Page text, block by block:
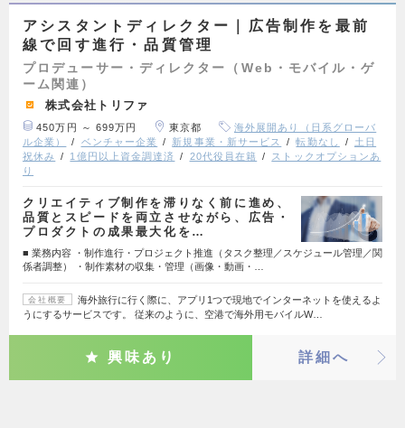
アシスタントディレクター｜広告制作を最前
線で回す進行・品質管理
プロデューサー・ディレクター（Web・モバイル・ゲ
ーム関連）
株式会社トリファ
450万円 ～ 699万円 東京都
海外展開あり（日系グローバ
ル企業）
ベンチャー企業 新規事業・新サービス 転勤なし
土日
祝休み
1億円以上資金調達済 20代役員在籍
ストックオプションあ
り
クリエイティブ制作を滞りなく前に進め、
品質とスピードを両立させながら、広告・
プロダクトの成果最大化を…
■ 業務内容 ・制作進行・プロジェクト推進（タスク整理／スケジュール管理／関
係者調整） ・制作素材の収集・管理（画像・動画・…
会社概要
海外旅行に行く際に、アプリ1つで現地でインターネットを使えるよ
うにするサービスです。 従来のように、空港で海外用モバイルW…
興味あり 詳細へ